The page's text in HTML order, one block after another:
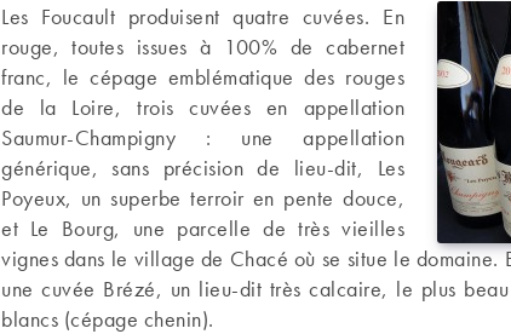
Les Foucault produisent quatre cuvées. En
rouge, toutes issues à 100% de cabernet
franc, le cépage emblématique des rouges
de la Loire, trois cuvées en appellation
Saumur-Champigny : une appellation
générique, sans précision de lieu-dit, Les
Poyeux, un superbe terroir en pente douce,
et Le Bourg, une parcelle de très vieilles
vignes dans le village de Chacé où se situe le domaine.
une cuvée Brézé, un lieu-dit très calcaire, le plus
blancs (cépage chenin).